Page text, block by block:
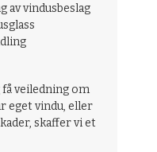
av vindusbeslag
få veiledning om
eget vindu, eller
skaffer vi et